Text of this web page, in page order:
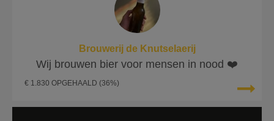
Brouwerij de Knutselaerij
Wij brouwen bier voor mensen in nood ❤️
€ 1.830 OPGEHAALD (36%)